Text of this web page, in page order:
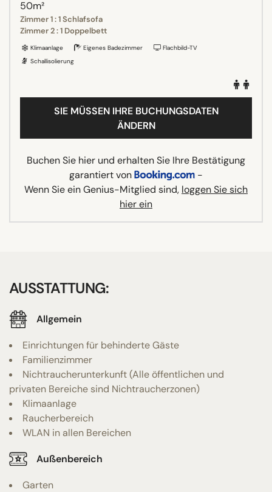
50m²
Zimmer 1 : 1 Schlafsofa
Zimmer 2 : 1 Doppelbett
Klimaanlage Eigenes Badezimmer
Flachbild-TV
Schallisolierung
SIE MÜSSEN IHRE BUCHUNGSDATEN
ÄNDERN
Buchen Sie hier und erhalten Sie Ihre Bestätigung
garantiert von
-
Wenn Sie ein Genius-Mitglied sind, loggen Sie sich
hier ein
AUSSTATTUNG:
Allgemein
Einrichtungen für behinderte Gäste
Familienzimmer
Nichtraucherunterkunft (Alle öffentlichen und
privaten Bereiche sind Nichtraucherzonen)
Klimaanlage
Raucherbereich
WLAN in allen Bereichen
Außenbereich
Garten